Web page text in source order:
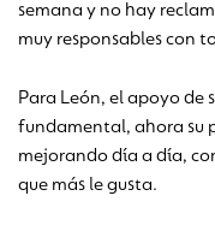
semana y no hay
muy responsables con
Para León, el apoyo de
fundamental, ahora su
mejorando día a día,
que más le gusta.